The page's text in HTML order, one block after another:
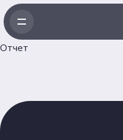
Отчет